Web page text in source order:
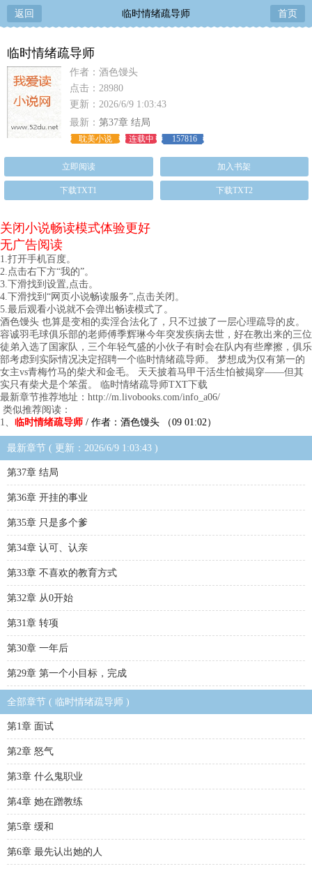
返回 临时情绪疏导师 首页
临时情绪疏导师
作者：酒色馒头
点击：28980
更新：2026/6/9 1:03:43
最新： 第37章 结局
耽美小说 连载中 157816
立即阅读 加入书架
下载TXT1 下载TXT2
关闭小说畅读模式体验更好
无广告阅读
1.打开手机百度。
2.点击右下方“我的”。
3.下滑找到设置,点击。
4.下滑找到“网页小说畅读服务”,点击关闭。
5.最后观看小说就不会弹出畅读模式了。
酒色馒头 也算是变相的卖淫合法化了，只不过披了一层心理疏导的皮。
容诚羽毛球俱乐部的老师傅季辉琳今年突发疾病去世，好在教出来的三位
徒弟入选了国家队，三个年轻气盛的小伙子有时会在队内有些摩擦，俱乐
部考虑到实际情况决定招聘一个临时情绪疏导师。 梦想成为仅有第一的
女主vs青梅竹马的柴犬和金毛。 天天披着马甲干活生怕被揭穿——但其
实只有柴犬是个笨蛋。 临时情绪疏导师TXT下载
最新章节推荐地址：http://m.livobooks.com/info_a06/
类似推荐阅读：
1、 临时情绪疏导师 / 作者：酒色馒头 （09 01:02）
最新章节 ( 更新：2026/6/9 1:03:43 )
第37章 结局
第36章 开挂的事业
第35章 只是多个爹
第34章 认可、认亲
第33章 不喜欢的教育方式
第32章 从0开始
第31章 转项
第30章 一年后
第29章 第一个小目标，完成
全部章节 ( 临时情绪疏导师 )
第1章 面试
第2章 怒气
第3章 什么鬼职业
第4章 她在蹭教练
第5章 缓和
第6章 最先认出她的人